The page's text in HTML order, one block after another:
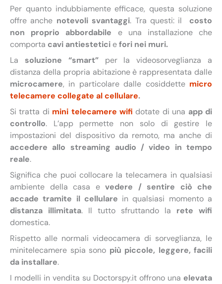
Per quanto indubbiamente efficace, questa soluzione
offre anche notevoli svantaggi. Tra questi: il costo
non proprio abbordabile e una installazione che
comporta cavi antiestetici efori nei muri.
La soluzione “smart”per la videosorveglianza a
distanza della propria abitazione è rappresentata dalle
microcamere, in particolare dalle cosiddette micro
telecamere collegate al cellulare.
Si tratta di mini telecamere wifi dotate di una app di
controllo. L’app permette non solo di gestire le
impostazioni del dispositivo da remoto, ma anche di
accedere allo streaming audio / video in tempo
reale.
Significa che puoi collocare la telecamera in qualsiasi
ambiente della casa e vedere / sentire ciò che
accade tramite il cellulare in qualsiasi momento a
distanza illimitata. Il tutto sfruttando la rete wifi
domestica.
Rispetto alle normali videocamera di sorveglianza, le
minitelecamere spia sono più piccole, leggere, facili
da installare.
I modelli in vendita su Doctorspy.it offrono una elevata